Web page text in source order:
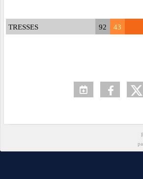
TRESSES 92 43